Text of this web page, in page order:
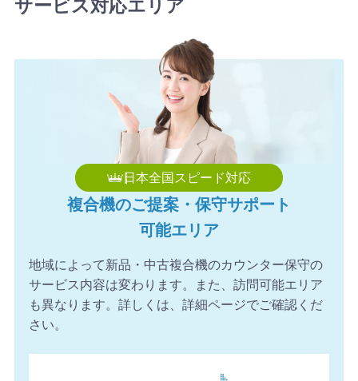
した。ありがとうございます。
【愛知県】コピー機 Canon 導入のお問い合わせを頂きま
した。ありがとうございます。
2026年8月7日 09:45
【鹿児島県】複合機 RICOH 導入のお問い合わせを頂きま
した。ありがとうございます。
サービス対応エリア
日本全国スピード対応
複合機のご提案・保守サポート
可能エリア
地域によって新品・中古複合機のカウンター保守の
サービス内容は変わります。また、訪問可能エリア
も異なります。詳しくは、詳細ページでご確認くだ
さい。